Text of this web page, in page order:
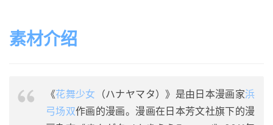
素材介绍
《花舞少女 （ハナヤマタ）》是由日本漫画家浜
弓场双作画的漫画。漫画在日本芳文社旗下的漫